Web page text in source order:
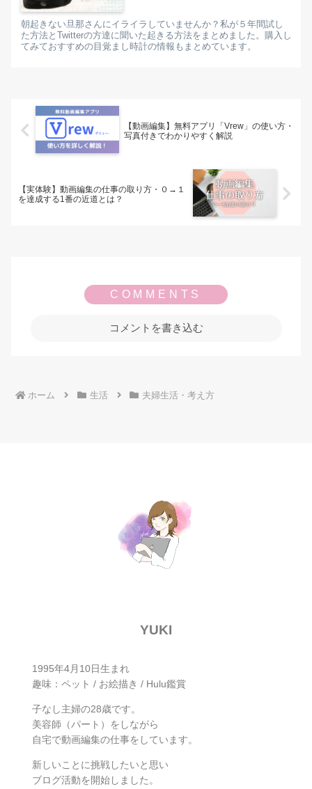
朝起きない旦那さんにイライラしていませんか？私が５年間試し
た方法とTwitterの方達に聞いた起きる方法をまとめました。購入し
てみておすすめの目覚まし時計の情報もまとめています。
【動画編集】無料アプリ「Vrew」の使い方・
写真付きでわかりやすく解説
【実体験】動画編集の仕事の取り方・０→１
を達成する1番の近道とは？
コメントを書き込む
ホーム 生活 夫婦生活・考え方
YUKI
1995年4月10日生まれ
趣味：ペット / お絵描き / Hulu鑑賞
子なし主婦の28歳です。
美容師（パート）をしながら
自宅で動画編集の仕事をしています。
新しいことに挑戦したいと思い
ブログ活動を開始しました。